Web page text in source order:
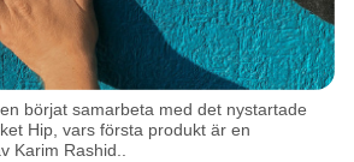
börjat samarbeta med det nystartade
Hip, vars första produkt är en
Karim Rashid..